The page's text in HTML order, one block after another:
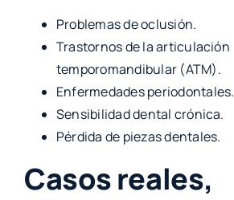
Problemas de oclusión.
Trastornos de la articulación
temporomandibular (ATM).
Enfermedades periodontales.
Sensibilidad dental crónica.
Pérdida de piezas dentales.
Casos reales,